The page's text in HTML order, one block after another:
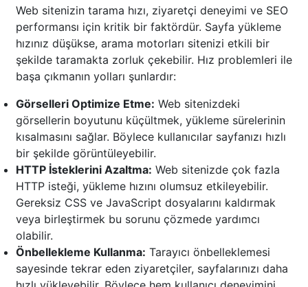
Web sitenizin tarama hızı, ziyaretçi deneyimi ve SEO
performansı için kritik bir faktördür. Sayfa yükleme
hızınız düşükse, arama motorları sitenizi etkili bir
şekilde taramakta zorluk çekebilir. Hız problemleri ile
başa çıkmanın yolları şunlardır:
Görselleri Optimize Etme: Web sitenizdeki
görsellerin boyutunu küçültmek, yükleme sürelerinin
kısalmasını sağlar. Böylece kullanıcılar sayfanızı hızlı
bir şekilde görüntüleyebilir.
HTTP İsteklerini Azaltma: Web sitenizde çok fazla
HTTP isteği, yükleme hızını olumsuz etkileyebilir.
Gereksiz CSS ve JavaScript dosyalarını kaldırmak
veya birleştirmek bu sorunu çözmede yardımcı
olabilir.
Önbellekleme Kullanma: Tarayıcı önbelleklemesi
sayesinde tekrar eden ziyaretçiler, sayfalarınızı daha